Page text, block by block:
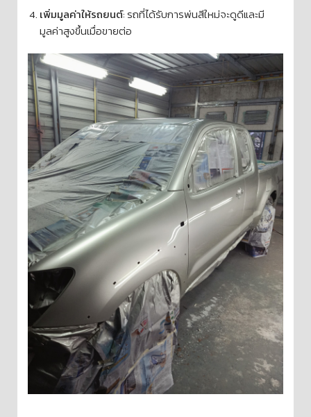
เพิ่มมูลค่าให้รถยนต์: รถที่ได้รับการพ่นสีใหม่จะดูดีและมี
มูลค่าสูงขึ้นเมื่อขายต่อ